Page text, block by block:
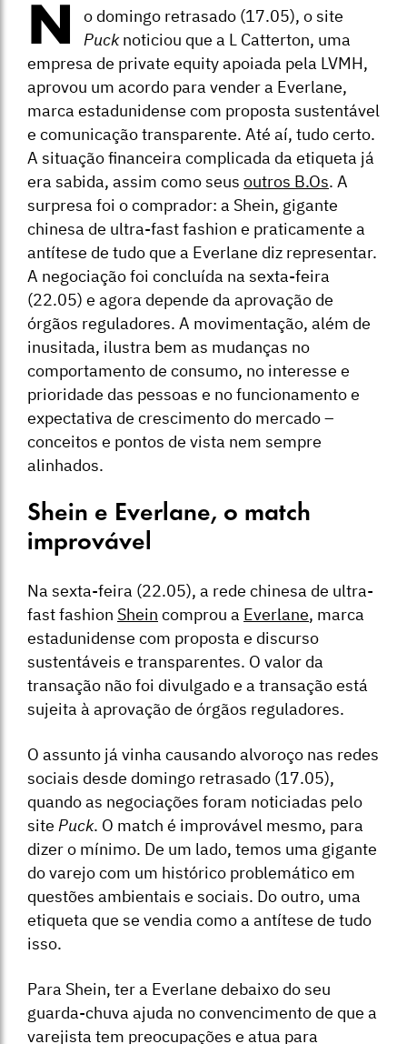
N
o domingo retrasado (17.05), o site
Pucknoticiou que a L Catterton, uma
empresa de private equity apoiada pela LVMH,
aprovou um acordo para vender a Everlane,
marca estadunidense com proposta sustentável
e comunicação transparente. Até aí, tudo certo.
A situação financeira complicada da etiqueta já
era sabida, assim como seus outros B.Os. A
surpresa foi o comprador: a Shein, gigante
chinesa de ultra-fast fashion e praticamente a
antítese de tudo que a Everlane diz representar.
A negociação foi concluída na sexta-feira
(22.05) e agora depende da aprovação de
órgãos reguladores. A movimentação, além de
inusitada, ilustra bem as mudanças no
comportamento de consumo, no interesse e
prioridade das pessoas e no funcionamento e
expectativa de crescimento do mercado –
conceitos e pontos de vista nem sempre
alinhados.
Shein e Everlane, o match
improvável
Na sexta-feira (22.05), a rede chinesa de ultra-
fast fashion Shein comprou a Everlane, marca
estadunidense com proposta e discurso
sustentáveis e transparentes. O valor da
transação não foi divulgado e a transação está
sujeita à aprovação de órgãos reguladores.
O assunto já vinha causando alvoroço nas redes
sociais desde domingo retrasado (17.05),
quando as negociações foram noticiadas pelo
site Puck. O match é improvável mesmo, para
dizer o mínimo. De um lado, temos uma gigante
do varejo com um histórico problemático em
questões ambientais e sociais. Do outro, uma
etiqueta que se vendia como a antítese de tudo
isso.
Para Shein, ter a Everlane debaixo do seu
guarda-chuva ajuda no convencimento de que a
varejista tem preocupações e atua para